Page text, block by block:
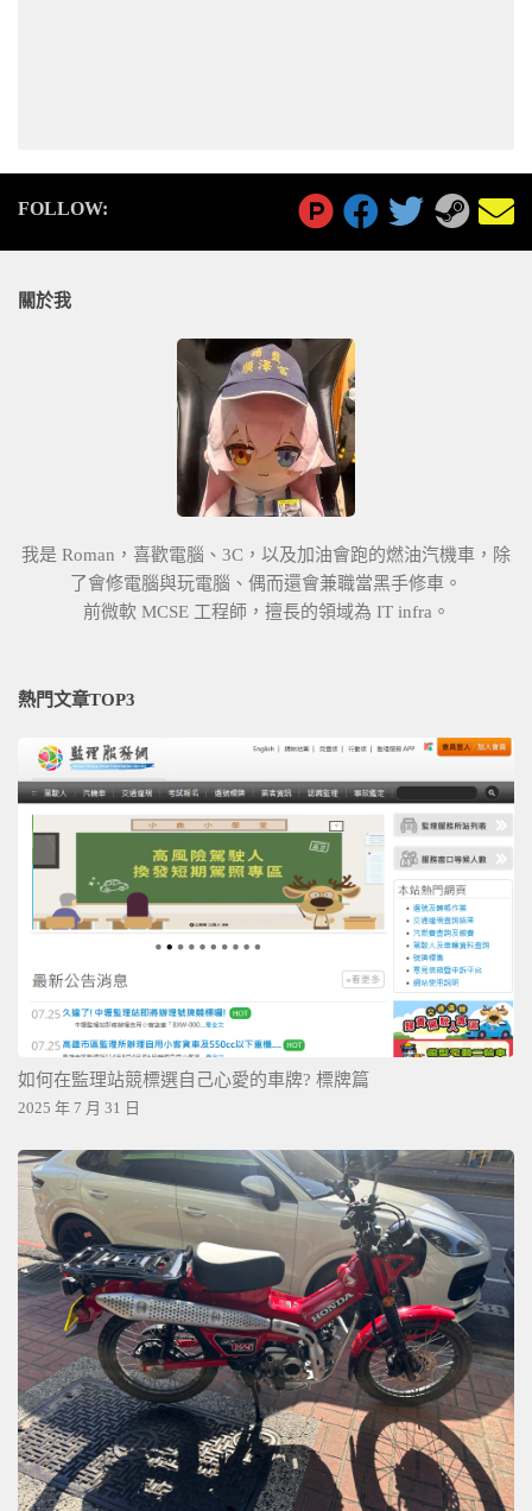
FOLLOW:
關於我
我是 Roman，喜歡電腦、3C，以及加油會跑的燃油汽機車，除
了會修電腦與玩電腦、偶而還會兼職當黑手修車。
前微軟 MCSE 工程師，擅長的領域為 IT infra。
熱門文章TOP3
如何在監理站競標選自己心愛的車牌? 標牌篇
2025 年 7 月 31 日